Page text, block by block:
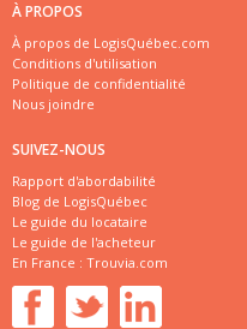
À PROPOS
À propos de LogisQuébec.com
Conditions d'utilisation
Politique de confidentialité
Nous joindre
SUIVEZ-NOUS
Rapport d'abordabilité
Blog de LogisQuébec
Le guide du locataire
Le guide de l'acheteur
En France : Trouvia.com